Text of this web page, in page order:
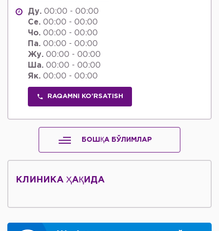
Ду. 00:00 - 00:00
Се. 00:00 - 00:00
Чо. 00:00 - 00:00
Па. 00:00 - 00:00
Жу. 00:00 - 00:00
Ша. 00:00 - 00:00
Як. 00:00 - 00:00
RAQAMNI KO'RSATISH
БОШҚА БЎЛИМЛАР
КЛИНИКА ҲАҚИДА